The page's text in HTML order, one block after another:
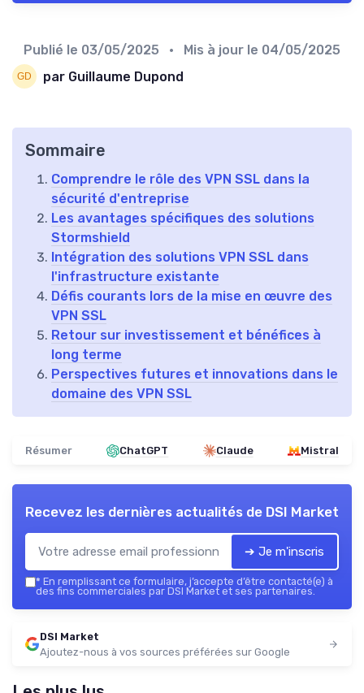
Publié le 03/05/2025 • Mis à jour le 04/05/2025
par Guillaume Dupond
Sommaire
Comprendre le rôle des VPN SSL dans la
sécurité d'entreprise
Les avantages spécifiques des solutions
Stormshield
Intégration des solutions VPN SSL dans
l'infrastructure existante
Défis courants lors de la mise en œuvre des
VPN SSL
Retour sur investissement et bénéfices à
long terme
Perspectives futures et innovations dans le
domaine des VPN SSL
Résumer ChatGPT Claude Mistral
Recevez les dernières actualités de DSI Market
➔ Je m'inscris
* En remplissant ce formulaire, j’accepte d’être contacté(e) à
des fins commerciales par DSI Market et ses partenaires.
DSI Market
Ajoutez-nous à vos sources préférées sur Google